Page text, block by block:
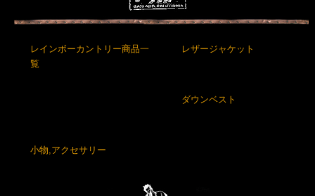
レインボーカントリー商品一
覧
レザージャケット
ダウンベスト
小物,アクセサリー